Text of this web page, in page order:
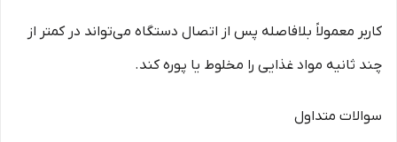
کاربر معمولاً بلافاصله پس از اتصال دستگاه می‌تواند در کمتر از
چند ثانیه مواد غذایی را مخلوط یا پوره کند.
سوالات متداول